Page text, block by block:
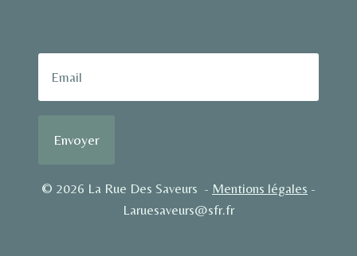
© 2026 La Rue Des Saveurs - Mentions légales -
Laruesaveurs@sfr.fr
Envoyer